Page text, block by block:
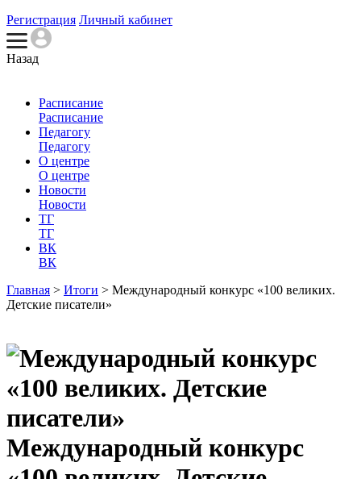
Регистрация Личный кабинет
Назад
Расписание
Расписание
Педагогу
Педагогу
О центре
О центре
Новости
Новости
ТГ
ТГ
ВК
ВК
Главная > Итоги > Международный конкурс «100 великих.
Детские писатели»
Международный конкурс